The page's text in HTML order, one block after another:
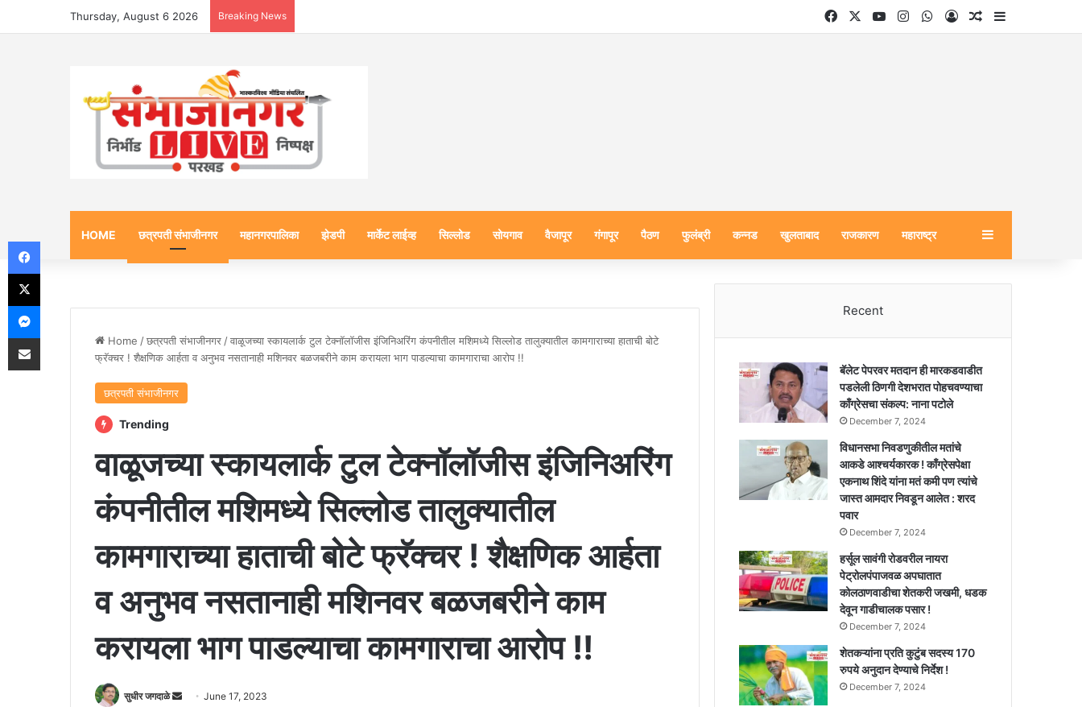
Thursday, August 6 2026 Breaking News FacebookYouTubeInstagramWhatsApp
Log InRandom Article
Sidebar
HOME छत्रपती संभाजीनगर महानगरपालिका झेडपी मार्केट लाईव्ह सिल्लोड सोयगाव वैजापूर गंगापूर पैठण फुलंब्री कन्नड खुलताबाद राजकारण महाराष्ट्र Sidebar
Home /छत्रपती संभाजीनगर /वाळूजच्या स्कायलार्क टुल टेक्नॉलॉजीस इंजिनिअरिंग कंपनीतील मशिमध्ये सिल्लोड तालुक्यातील कामगाराच्या हाताची बोटे
फ्रॅक्चर ! शैक्षणिक आर्हता व अनुभव नसतानाही मशिनवर बळजबरीने काम करायला भाग पाडल्याचा कामगाराचा आरोप !!
छत्रपती संभाजीनगर
Trending
वाळूजच्या स्कायलार्क टुल टेक्नॉलॉजीस इंजिनिअरिंग
कंपनीतील मशिमध्ये सिल्लोड तालुक्यातील
कामगाराच्या हाताची बोटे फ्रॅक्चर ! शैक्षणिक आर्हता
व अनुभव नसतानाही मशिनवर बळजबरीने काम
करायला भाग पाडल्याचा कामगाराचा आरोप !!
सुधीर जगदाळे
Send June 17, 2023
Recent
बॅलेट पेपरवर मतदान ही मारकडवाडीत
पडलेली ठिणगी देशभरात पोहचवण्याचा
काँग्रेसचा संकल्प: नाना पटोले
December 7, 2024
विधानसभा निवडणुकीतील मतांचे
आकडे आश्चर्यकारक ! काँग्रेसपेक्षा
एकनाथ शिंदे यांना मतं कमी पण त्यांचे
जास्त आमदार निवडून आलेत : शरद
पवार
December 7, 2024
हर्सूल सावंगी रोडवरील नायरा
पेट्रोलपंपाजवळ अपघातात
कोलठाणवाडीचा शेतकरी जखमी, धडक
देवून गाडीचालक पसार !
December 7, 2024
शेतकऱ्यांना प्रति कुटुंब सदस्य 170
रुपये अनुदान देण्याचे निर्देश !
December 7, 2024
Facebook
X
Messenger
Share via Email